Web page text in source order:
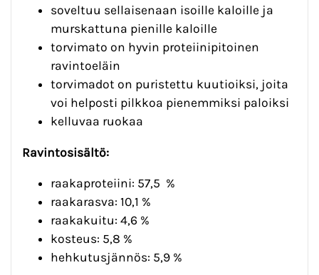
soveltuu sellaisenaan isoille kaloille ja
murskattuna pienille kaloille
torvimato on hyvin proteiinipitoinen
ravintoeläin
torvimadot on puristettu kuutioiksi, joita
voi helposti pilkkoa pienemmiksi paloiksi
kelluvaa ruokaa
Ravintosisältö:
raakaproteiini: 57,5 %
raakarasva: 10,1 %
raakakuitu: 4,6 %
kosteus: 5,8 %
hehkutusjännös: 5,9 %